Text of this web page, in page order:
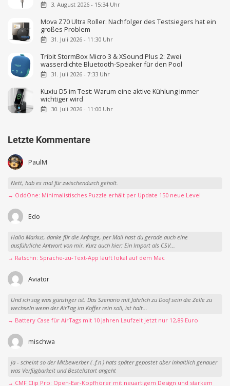
3. August 2026 - 15:34 Uhr
Mova Z70 Ultra Roller: Nachfolger des Testsiegers hat ein
großes Problem
31. Juli 2026 - 11:30 Uhr
Tribit StormBox Micro 3 & XSound Plus 2: Zwei
wasserdichte Bluetooth-Speaker für den Pool
31. Juli 2026 - 7:33 Uhr
Kuxiu D5 im Test: Warum eine aktive Kühlung immer
wichtiger wird
30. Juli 2026 - 11:00 Uhr
Letzte Kommentare
PaulM
Nett, hab es mal für zwischendurch geholt.
→ OddOne: Minimalistisches Puzzle erhält per Update 150 neue Level
Edo
Hallo Markus, danke für die Anfrage, per Mail hast du gerade auch eine
ausführliche Antwort von mir. Kurz auch hier: Ein Import als CSV...
→ Ratschn: Sprache-zu-Text-App läuft lokal auf dem Mac
Aviator
Und ich sag was günstiger ist. Das Szenario mit Jährlich zu Doof sein die Zelle zu
wechseln wenn der AirTag im Koffer rein soll, ist halt...
→ Battery Case für AirTags mit 10 Jahren Laufzeit jetzt nur 12,89 Euro
mischwa
ja - scheint so der Mitbewerber ( .f.n ) hats später gepostet aber inhaltlich genauer
was Verfügbarkeit und Bestellstart angeht
→ CMF Clip Pro: Open-Ear-Kopfhörer mit neuartigem Design und starkem